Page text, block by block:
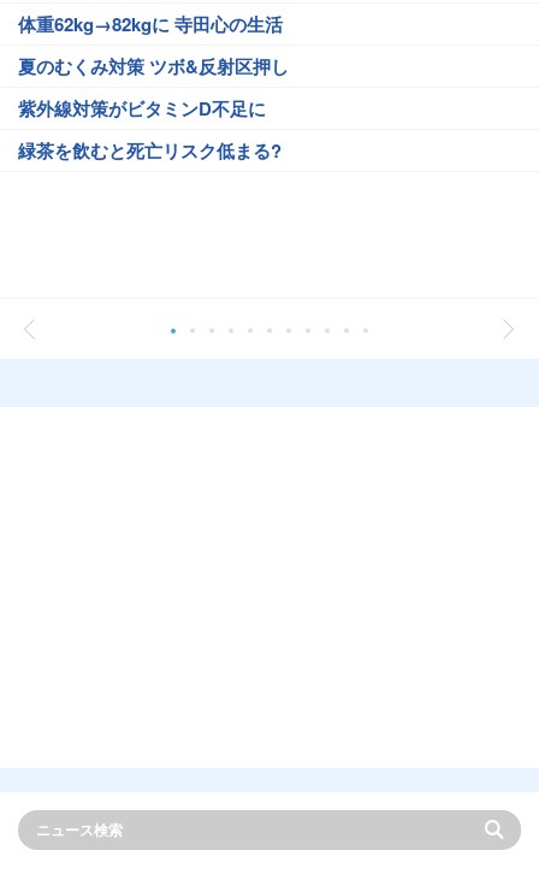
体重62kg→82kgに 寺田心の生活
夏のむくみ対策 ツボ&反射区押し
紫外線対策がビタミンD不足に
緑茶を飲むと死亡リスク低まる?